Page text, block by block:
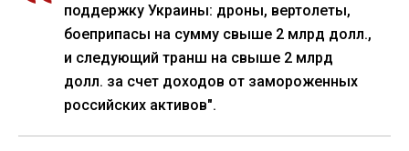
поддержку Украины: дроны, вертолеты,
боеприпасы на сумму свыше 2 млрд долл.,
и следующий транш на свыше 2 млрд
долл. за счет доходов от замороженных
российских активов".